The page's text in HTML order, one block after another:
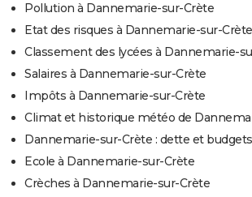
Pollution à Dannemarie-sur-Crète
Etat des risques à Dannemarie-sur-Crète
Classement des lycées à Dannemarie-
Salaires à Dannemarie-sur-Crète
Impôts à Dannemarie-sur-Crète
Climat et historique météo de
Dannemarie-sur-Crète : dette et
Ecole à Dannemarie-sur-Crète
Crèches à Dannemarie-sur-Crète